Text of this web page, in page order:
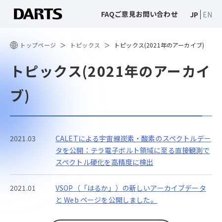
FAQご意見お問い合わせ JP EN
トップページ トピックス トピックス(2021年のアーカイブ)
トピックス(2021年のアーカイ
ブ)
2021.03
CALETによる宇宙線炭素・酸素のスペクトルデー
タを公開：テラ電子ボルト領域に至る直接観測で
スペクトル硬化を高精度に検出
2021.01
VSOP（「はるか」）の新しいアーカイブデータ
と Web ページを公開しました。